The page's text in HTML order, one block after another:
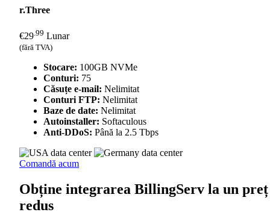
r.Three
€29.99 Lunar
(fără TVA)
Stocare: 100GB NVMe
Conturi: 75
Căsuțe e-mail: Nelimitat
Conturi FTP: Nelimitat
Baze de date: Nelimitat
Autoinstaller: Softaculous
Anti-DDoS: Până la 2.5 Tbps
Comandă acum
Obține integrarea BillingServ la un preț
redus